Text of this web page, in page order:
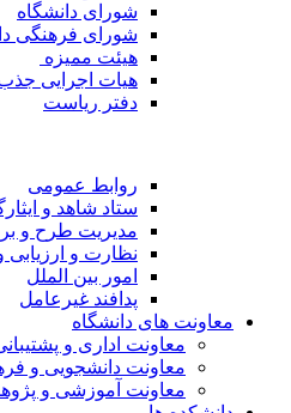
شورای دانشگاه
شورای فرهنگی
هیئت ممیزه
هیات اجرایی
دفتر ریاست
روابط عمومی
ستاد شاهد و
مدیریت طرح و
نظارت و
امور بین الملل
پدافند غیرعامل
معاونت های دانشگاه
معاونت اداری و
معاونت دانشجویی و
معاونت آموزشی و